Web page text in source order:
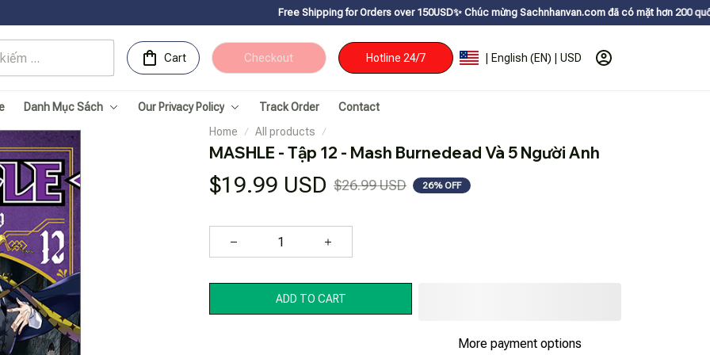
Free Shipping for Orders over 150USDㅤ✨ Chúc mừng Sachnhanvan.com đã có mặt hơn 200 quốc gia như Mỹ,
Cart Checkout Hotline 24/7 | English (EN) | USD
Danh Mục Sách Our Privacy Policy Track Order
Contact
Home
All products
MASHLE - Tập 12 - Mash Burnedead Và 5 Người Anh
$19.99 USD $26.99 USD 26% OFF
ADD TO CART
More payment options